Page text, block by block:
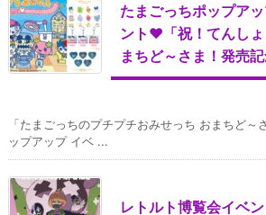
たまごっちポップア
ント♥「祝！てんし
まちど～さま！発売
「たまごっちのプチプチおみせっち おまちど～
ップアップ イベ ...
レトルト博覧会イベ